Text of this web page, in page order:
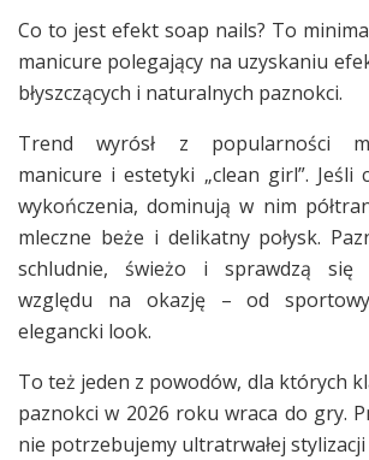
Co to jest efekt soap nails? To
manicure polegający na uzyskaniu
błyszczących i naturalnych paznokci.
Trend wyrósł z popularności
manicure i estetyki „clean girl”.
wykończenia, dominują w nim
mleczne beże i delikatny połysk.
schludnie, świeżo i sprawdzą się
względu na okazję – od
elegancki look.
To też jeden z powodów, dla których
paznokci w 2026 roku wraca do gry.
nie potrzebujemy ultratrwałej